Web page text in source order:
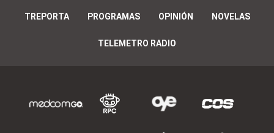
TREPORTA PROGRAMAS OPINIÓN NOVELAS
TELEMETRO RADIO